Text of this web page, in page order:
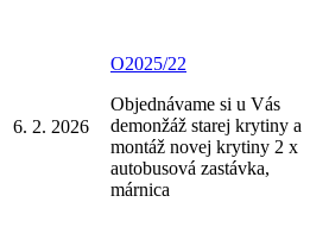
6. 2. 2026
O2025/22
Objednávame si u Vás
demonžáž starej krytiny a
montáž novej krytiny 2 x
autobusová zastávka,
márnica